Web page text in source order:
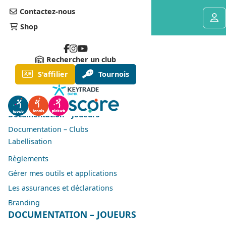
Rechercher un club
S'affilier
Tournois
Contactez-nous
Shop
Documentation
Organigramme général TPPWB
Organigramme opérationnel Padel
Documentation – Joueurs
Documentation – Clubs
Labellisation
Règlements
Gérer mes outils et applications
Les assurances et déclarations
Branding
DOCUMENTATION – JOUEURS